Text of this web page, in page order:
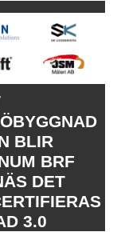
BLIR
BRF
DET
3.0